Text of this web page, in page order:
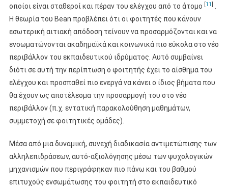
οποίοι είναι σταθεροί και πέραν του ελέγχου από το άτομο [11] .
Η θεωρία του Bean προβλέπει ότι οι φοιτητές που κάνουν
εσωτερική αιτιακή απόδοση τείνουν να προσαρμόζονται και να
ενσωματώνονται ακαδημαϊκά και κοινωνικά πιο εύκολα στο νέο
περιβάλλον του εκπαιδευτικού ιδρύματος. Αυτό συμβαίνει
διότι σε αυτή την περίπτωση ο φοιτητής έχει το αίσθημα του
ελέγχου και προσπαθεί πιο ενεργά να κάνει ο ίδιος βήματα που
θα έχουν ως αποτέλεσμα την προσαρμογή του στο νέο
περιβάλλον (π.χ. εντατική παρακολούθηση μαθημάτων,
συμμετοχή σε φοιτητικές ομάδες).
Μέσα από μια δυναμική, συνεχή διαδικασία αντιμετώπισης των
αλληλεπιδράσεων, αυτό-αξιολόγησης μέσω των ψυχολογικών
μηχανισμών που περιγράφηκαν πιο πάνω και του βαθμού
επιτυχούς ενσωμάτωσης του φοιτητή στο εκπαιδευτικό